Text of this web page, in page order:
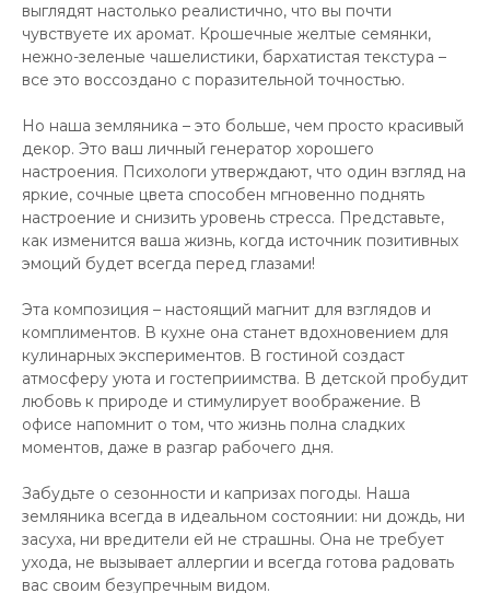
выглядят настолько реалистично, что вы почти
чувствуете их аромат. Крошечные желтые семянки,
нежно-зеленые чашелистики, бархатистая текстура –
все это воссоздано с поразительной точностью.
Но наша земляника – это больше, чем просто красивый
декор. Это ваш личный генератор хорошего
настроения. Психологи утверждают, что один взгляд на
яркие, сочные цвета способен мгновенно поднять
настроение и снизить уровень стресса. Представьте,
как изменится ваша жизнь, когда источник позитивных
эмоций будет всегда перед глазами!
Эта композиция – настоящий магнит для взглядов и
комплиментов. В кухне она станет вдохновением для
кулинарных экспериментов. В гостиной создаст
атмосферу уюта и гостеприимства. В детской пробудит
любовь к природе и стимулирует воображение. В
офисе напомнит о том, что жизнь полна сладких
моментов, даже в разгар рабочего дня.
Забудьте о сезонности и капризах погоды. Наша
земляника всегда в идеальном состоянии: ни дождь, ни
засуха, ни вредители ей не страшны. Она не требует
ухода, не вызывает аллергии и всегда готова радовать
вас своим безупречным видом.